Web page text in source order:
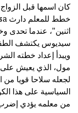
كان اسمها قبل
اثنين"، عندما تحدى
سيديوس يكتشف
ويبدأ إعداد خطته
لجعله سلاحا قويا من
من معلمه يؤدي